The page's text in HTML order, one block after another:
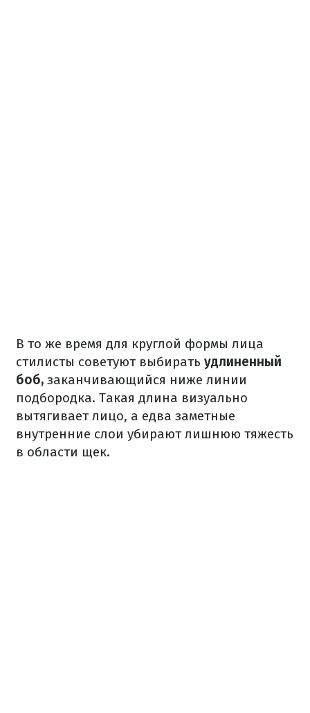
В то же время для круглой формы лица
стилисты советуют выбирать удлиненный
боб, заканчивающийся ниже линии
подбородка. Такая длина визуально
вытягивает лицо, а едва заметные
внутренние слои убирают лишнюю тяжесть
в области щек.